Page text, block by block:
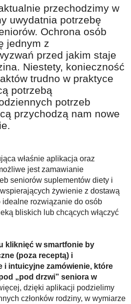
dla 60plus
- edukacja nie tylko dla 60plus
z prawem
przechodzimy w
uwydatnia potrzebę
Ochrona osób
jednym z
przed jakim staje
Niestety, konieczność
trudno w praktyce
potrzebą
potrzeb
przychodzą nam nowe
właśnie aplikacja oraz
jest zamawianie
seniorów suplementów diety i
żywienie z dostawą
idealne rozwiązanie do osób
bliskich lub chcących włączyć
kliknięć w smartfonie by
(poza receptą) i
i intuicyjne zamówienie, które
„pod drzwi” seniora w
dzięki aplikacji podzielimy
członków rodziny, w wymiarze